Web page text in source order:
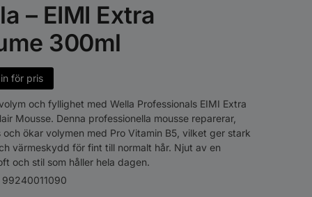
– EIMI Extra
300ml
för pris
och fyllighet med Wella Professionals EIMI Extra
Mousse. Denna professionella mousse reparerar,
och ökar volymen med Pro Vitamin B5, vilket ger stark
värmeskydd för fint till normalt hår. Njut av en
och stil som håller hela dagen.
99240011090